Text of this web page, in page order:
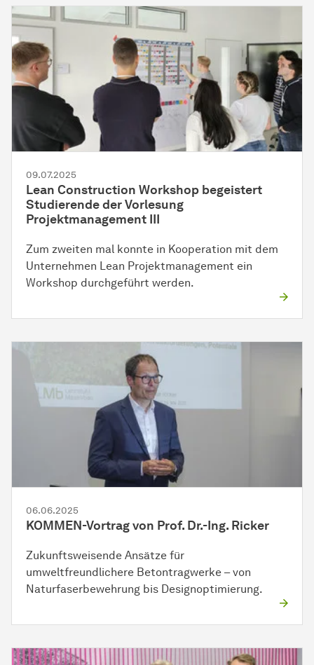
09.07.2025
Lean Construction Workshop begeistert
Studierende der Vorlesung
Projektmanagement III
Zum zweiten mal konnte in Kooperation mit dem
Unternehmen Lean Projektmanagement ein
Workshop durchgeführt werden.
06.06.2025
KOMMEN-Vortrag von Prof. Dr.-Ing. Ricker
Zukunftsweisende Ansätze für
umweltfreundlichere Betontragwerke – von
Naturfaserbewehrung bis Designoptimierung.